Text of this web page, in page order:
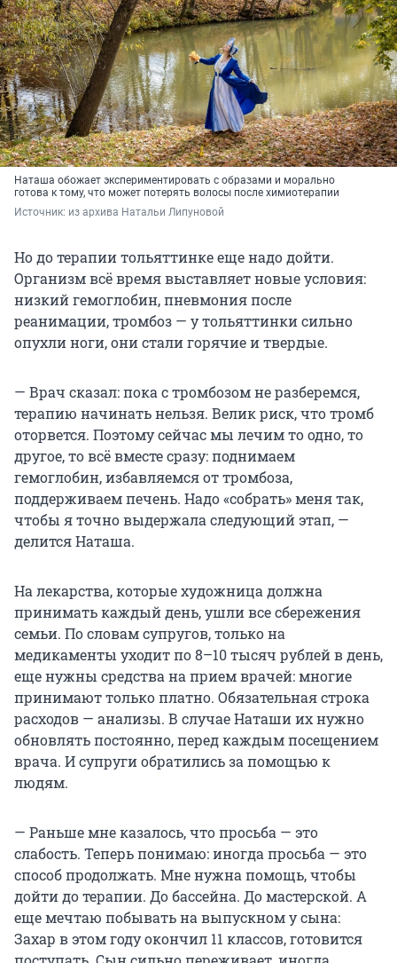
Наташа обожает экспериментировать с образами и морально
готова к тому, что может потерять волосы после химиотерапии
Источник: из архива Натальи Липуновой
Но до терапии тольяттинке еще надо дойти.
Организм всё время выставляет новые условия:
низкий гемоглобин, пневмония после
реанимации, тромбоз — у тольяттинки сильно
опухли ноги, они стали горячие и твердые.
— Врач сказал: пока с тромбозом не разберемся,
терапию начинать нельзя. Велик риск, что тромб
оторвется. Поэтому сейчас мы лечим то одно, то
другое, то всё вместе сразу: поднимаем
гемоглобин, избавляемся от тромбоза,
поддерживаем печень. Надо «собрать» меня так,
чтобы я точно выдержала следующий этап, —
делится Наташа.
На лекарства, которые художница должна
принимать каждый день, ушли все сбережения
семьи. По словам супругов, только на
медикаменты уходит по 8–10 тысяч рублей в день,
еще нужны средства на прием врачей: многие
принимают только платно. Обязательная строка
расходов — анализы. В случае Наташи их нужно
обновлять постоянно, перед каждым посещением
врача. И супруги обратились за помощью к
людям.
— Раньше мне казалось, что просьба — это
слабость. Теперь понимаю: иногда просьба — это
способ продолжать. Мне нужна помощь, чтобы
дойти до терапии. До бассейна. До мастерской. А
еще мечтаю побывать на выпускном у сына:
Захар в этом году окончил 11 классов, готовится